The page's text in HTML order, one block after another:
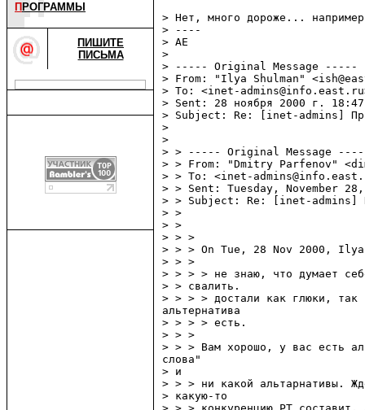
П РОГРАММЫ
ПИШИТЕ
ПИСЬМА
> Нет, много дороже...
> ----
> AE
>
> ----- Original Message -----
> From: "Ilya Shulman"
> To: <inet-
> Sent: 28 ноября 2000 г. 18:47
> Subject: Re: [inet-admins]
>
>
> > ----- Original Message
> > From: "Dmitry Parfenov"
> > To: <inet-
> > Sent: Tuesday, November
> > Subject: Re: [inet-admins]
> >
> >
> > >
> > > On Tue, 28 Nov 2000,
> > >
> > > > не знаю, что думает
> > свалить.
> > > > достали как глюки, так
альтернатива
> > > > есть.
> > >
> > > Вам хорошо, у вас есть
слова"
> и
> > > ни какой альтарнативы.
> какую-то